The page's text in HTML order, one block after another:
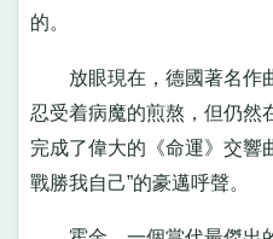
的。
放眼現在，德國著名作
忍受着病魔的煎熬，但仍然
完成了偉大的《命運》交響
戰勝我自己”的豪邁呼聲。